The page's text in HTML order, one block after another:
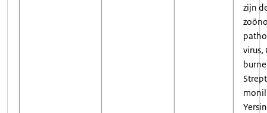
zijn
virus,